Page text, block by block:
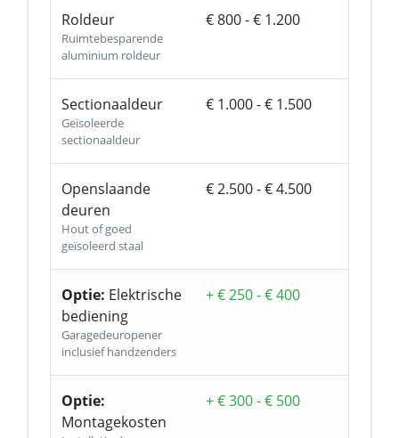
Roldeur
Ruimtebesparende
aluminium roldeur
€ 800 - € 1.200
Sectionaaldeur
Geïsoleerde
sectionaaldeur
€ 1.000 - € 1.500
Openslaande
deuren
Hout of goed
geïsoleerd staal
€ 2.500 - € 4.500
Optie: Elektrische
bediening
Garagedeuropener
inclusief handzenders
+ € 250 - € 400
Optie:
Montagekosten
+ € 300 - € 500